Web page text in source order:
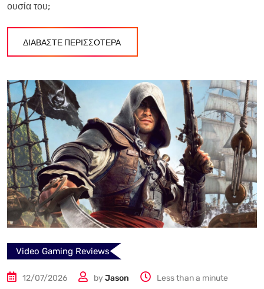
ουσία του;
ΔΙΑΒΑΣΤΕ ΠΕΡΙΣΣΟΤΕΡΑ
Video Gaming Reviews
12/07/2026 by Jason Less than a minute